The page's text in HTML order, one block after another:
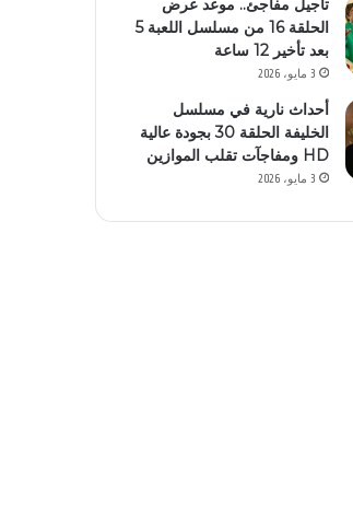
تأجيل مفاجئ.. موعد عرض
الحلقة 16 من مسلسل اللعبة 5
بعد تأخير 12 ساعة
3 مايو، 2026
أحداث نارية في مسلسل
الخليفة الحلقة 30 بجودة عالية
HD ومفاجآت تقلب الموازين
3 مايو، 2026